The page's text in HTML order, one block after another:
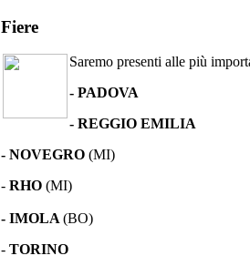
Fiere
Saremo presenti alle più
- PADOVA
- REGGIO EMILIA
- NOVEGRO(MI)
-RHO (MI)
- IMOLA (BO)
- TORINO